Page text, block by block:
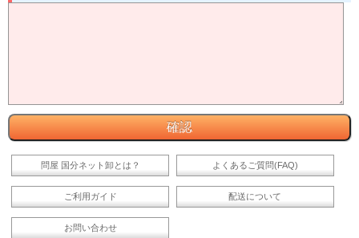
問屋 国分ネット卸とは？ よくあるご質問(FAQ)
ご利用ガイド 配送について
お問い合わせ